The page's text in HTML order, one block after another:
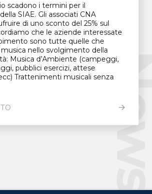
scadono i termini per il
SIAE. Gli associati CNA
di uno sconto del 25% sul
che le aziende interessate
sono tutte quelle che
nello svolgimento della
Musica d’Ambiente (campeggi,
pubblici esercizi, attese
Trattenimenti musicali senza